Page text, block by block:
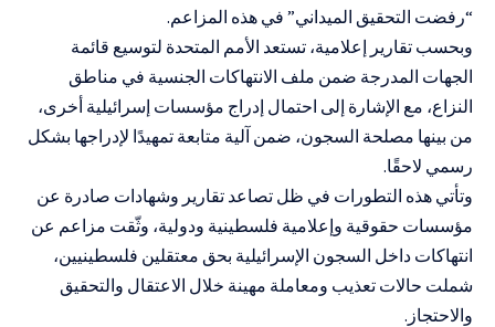
“رفضت التحقيق الميداني” في هذه المزاعم.
وبحسب تقارير إعلامية، تستعد الأمم المتحدة لتوسيع قائمة
الجهات المدرجة ضمن ملف الانتهاكات الجنسية في مناطق
النزاع، مع الإشارة إلى احتمال إدراج مؤسسات إسرائيلية أخرى،
من بينها مصلحة السجون، ضمن آلية متابعة تمهيدًا لإدراجها بشكل
رسمي لاحقًا.
وتأتي هذه التطورات في ظل تصاعد تقارير وشهادات صادرة عن
مؤسسات حقوقية وإعلامية فلسطينية ودولية، وثّقت مزاعم عن
انتهاكات داخل السجون الإسرائيلية بحق معتقلين فلسطينيين،
شملت حالات تعذيب ومعاملة مهينة خلال الاعتقال والتحقيق
والاحتجاز.